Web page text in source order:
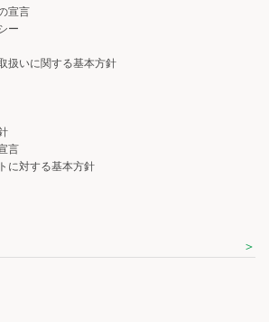
宣言
ー
扱いに関する基本方針
言
に対する基本方針